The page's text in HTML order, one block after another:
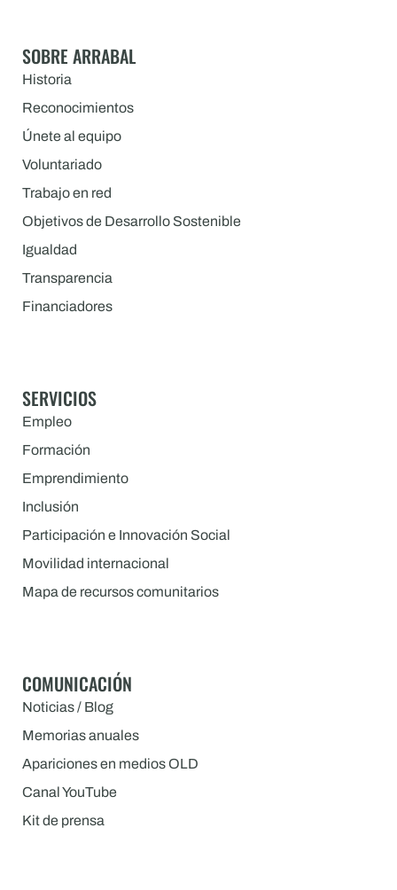
SOBRE ARRABAL
Historia
Reconocimientos
Únete al equipo
Voluntariado
Trabajo en red
Objetivos de Desarrollo Sostenible
Igualdad
Transparencia
Financiadores
SERVICIOS
Empleo
Formación
Emprendimiento
Inclusión
Participación e Innovación Social
Movilidad internacional
Mapa de recursos comunitarios
COMUNICACIÓN
Noticias / Blog
Memorias anuales
Apariciones en medios OLD
Canal YouTube
Kit de prensa